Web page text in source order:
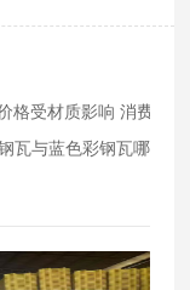
格受材质影响 消费者
瓦与蓝色彩钢瓦哪个